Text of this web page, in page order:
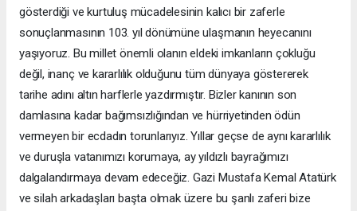
gösterdiği ve kurtuluş mücadelesinin kalıcı bir zaferle
sonuçlanmasının 103. yıl dönümüne ulaşmanın heyecanını
yaşıyoruz. Bu millet önemli olanın eldeki imkanların çokluğu
değil, inanç ve kararlılık olduğunu tüm dünyaya göstererek
tarihe adını altın harflerle yazdırmıştır. Bizler kanının son
damlasına kadar bağımsızlığından ve hürriyetinden ödün
vermeyen bir ecdadın torunlarıyız. Yıllar geçse de aynı kararlılık
ve duruşla vatanımızı korumaya, ay yıldızlı bayrağımızı
dalgalandırmaya devam edeceğiz. Gazi Mustafa Kemal Atatürk
ve silah arkadaşları başta olmak üzere bu şanlı zaferi bize